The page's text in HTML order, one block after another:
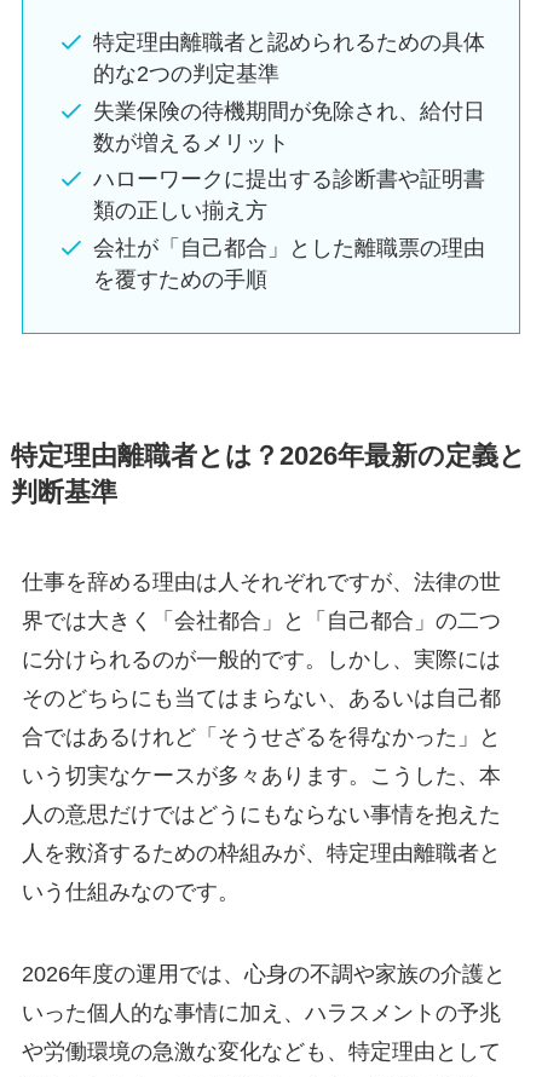
特定理由離職者と認められるための具体
的な2つの判定基準
失業保険の待機期間が免除され、給付日
数が増えるメリット
ハローワークに提出する診断書や証明書
類の正しい揃え方
会社が「自己都合」とした離職票の理由
を覆すための手順
特定理由離職者とは？2026年最新の定義と
判断基準
仕事を辞める理由は人それぞれですが、法律の世
界では大きく「会社都合」と「自己都合」の二つ
に分けられるのが一般的です。しかし、実際には
そのどちらにも当てはまらない、あるいは自己都
合ではあるけれど「そうせざるを得なかった」と
いう切実なケースが多々あります。こうした、本
人の意思だけではどうにもならない事情を抱えた
人を救済するための枠組みが、特定理由離職者と
いう仕組みなのです。
2026年度の運用では、心身の不調や家族の介護と
いった個人的な事情に加え、ハラスメントの予兆
や労働環境の急激な変化なども、特定理由として